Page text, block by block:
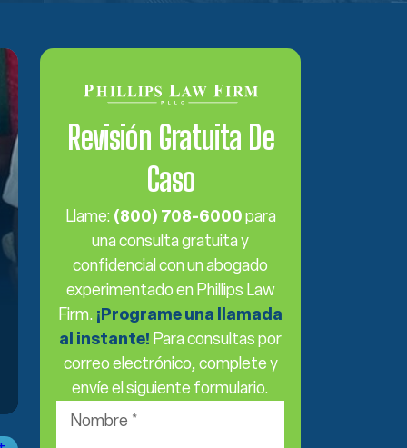
Revisión Gratuita De
Caso
Llame: (800) 708-6000para
una consulta gratuita y
confidencial con un abogado
experimentado en Phillips Law
Firm. ¡Programe una llamada
al instante! Para consultas por
correo electrónico, complete y
envíe el siguiente formulario.
Nombre